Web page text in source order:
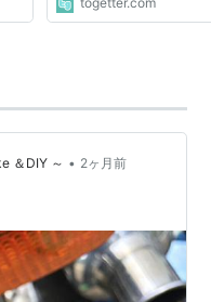
＆DIY ～ • 2ヶ月前